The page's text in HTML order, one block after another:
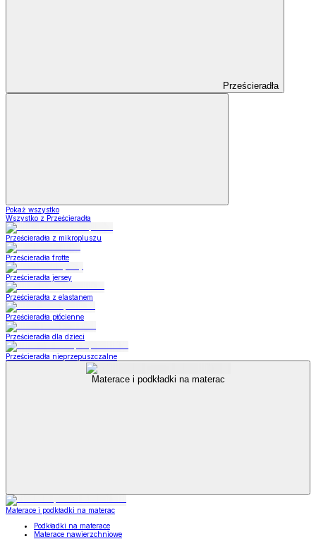
Prześcieradła
Pokaż wszystko
Wszystko z Prześcieradła
Prześcieradła z mikropluszu
Prześcieradła frotte
Prześcieradła jersey
Prześcieradła z elastanem
Prześcieradła płócienne
Prześcieradła dla dzieci
Prześcieradła nieprzepuszczalne
Materace i podkładki na materac
Materace i podkładki na materac
Podkładki na materace
Materace nawierzchniowe